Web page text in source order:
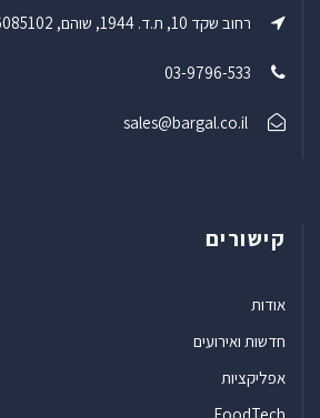
רחוב שקד 10, ת.ד. 1944, שוהם, 6085102
sales@bargal.co.il
קישורים
אודות
חדשות ואירועים
אפליקציות
FoodTech